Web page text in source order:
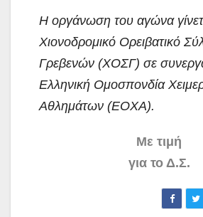
Η οργάνωση του αγώνα
Χιονοδρομικό Ορειβατικό
Γρεβενών (ΧΟΣΓ) σε
Ελληνική Ομοσπονδία
Αθλημάτων (ΕΟΧΑ).
Με τιμή
για το Δ.Σ.